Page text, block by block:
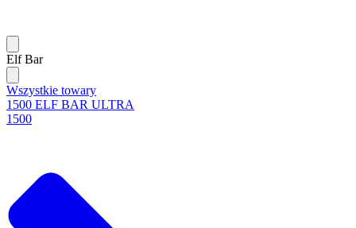
Elf Bar
Wszystkie towary
1500 ELF BAR ULTRA
1500